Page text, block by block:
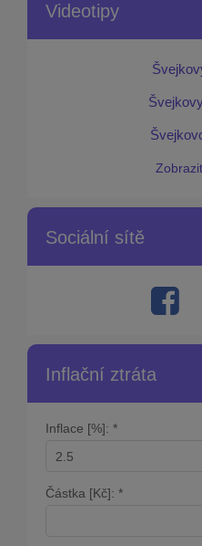
Videotipy
Sociální sítě
Inflační ztráta
Inflace [%]: *
Částka [Kč]: *